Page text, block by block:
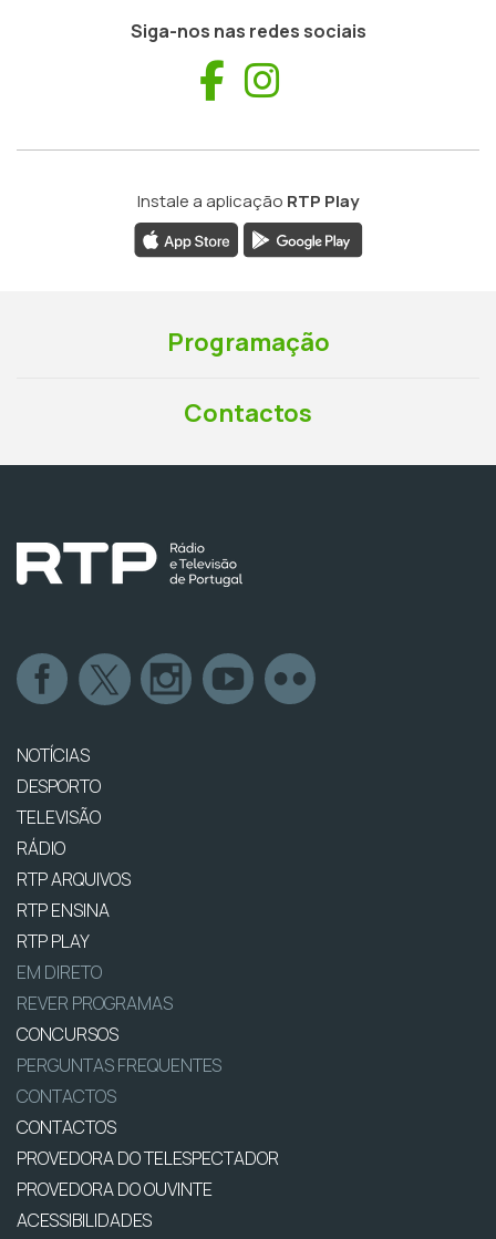
Siga-nos nas redes sociais
Facebook
Instale a aplicação RTP Play
Programação
Contactos
NOTÍCIAS
DESPORTO
TELEVISÃO
RÁDIO
RTP ARQUIVOS
RTP ENSINA
RTP PLAY
EM DIRETO
REVER PROGRAMAS
CONCURSOS
PERGUNTAS FREQUENTES
CONTACTOS
CONTACTOS
PROVEDORA DO TELESPECTADOR
PROVEDORA DO OUVINTE
ACESSIBILIDADES